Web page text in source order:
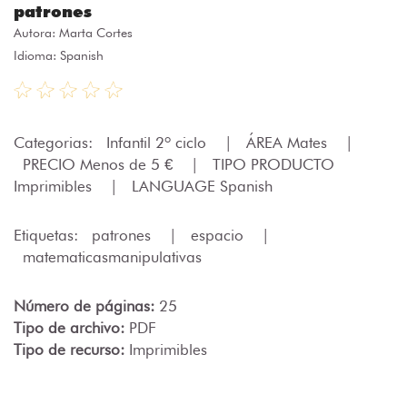
patrones
Autora: Marta Cortes
Idioma: Spanish
Categorias: Infantil 2º ciclo | ÁREA Mates
|
PRECIO Menos de 5 €
|
TIPO PRODUCTO
Imprimibles
| LANGUAGE Spanish
Etiquetas: patrones | espacio
|
matematicasmanipulativas
Número de páginas: 25
Tipo de archivo: PDF
Tipo de recurso: Imprimibles